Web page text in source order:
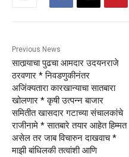
Previous News
सातार्‍याचा पुढचा आमदार उदयनराजे
ठरवणार * निवडणुकीनंतर
अजिंक्यतारा कारखान्याचा सातबारा
खोलणार * कृषी उत्पन्न बाजार
समितीत खासदार गटाच्या संचालकांचे
राजीनामे * सातबारे तयार आहेत हिम्मत
असेल तर जाब विचारुन दाखवाच *
माझी बांधिलकी तत्वांशी आणि